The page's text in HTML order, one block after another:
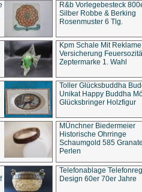
R&b Vorlegebesteck
Silber Robbe & Berking
Rosenmuster 6 Tlg.
Kpm Schale Mit Reklame
Versicherung
Zeptermarke 1. Wahl
Toller Glücksbuddha
Unikat Happy Buddha
Glücksbringer Holzfigur
MÜnchner Biedermeier
Historische Ohrringe
Schaumgold 585
Perlen
Telefonablage
Design 60er 70er Jahre